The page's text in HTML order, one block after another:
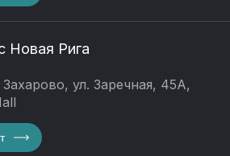
Новая Рига
ул. Заречная, 45А,